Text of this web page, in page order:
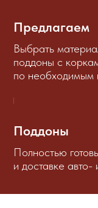
Предлагаем
Выбрать
поддоны с
по необходимым
Поддоны
Полностью
и доставке авто-